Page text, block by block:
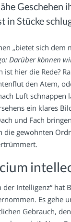
Geschehen
in Stücke
„bietet sich dem
Darüber können
ist hier die Rede?
den Atem,
Luft schnappen
ein klares
und Fach
die gewohnten
der Intelligenz“ hat
Es gehe
Gebrauch,